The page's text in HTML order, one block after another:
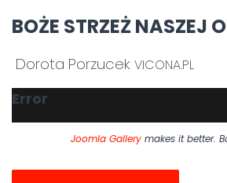
BOŻE STRZEŻ NASZEJ
Dorota Porzucek VICONA.PL
Error
Joomla Gallerymakes it better.